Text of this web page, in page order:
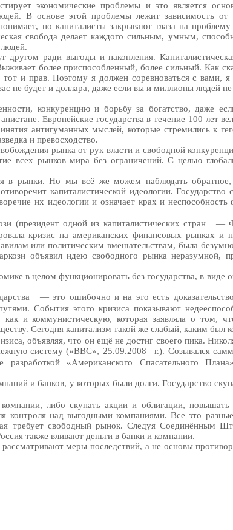
экономические проблемы и это является
В основе этой проблемы лежит зависимость от
но капиталисты закрывают глаза на
свобода делает каждого сильным, умным,
ради выгоды и накопления.
более приспособленный, более сильный. Как
и прав. Поэтому я должен соревноваться с вами,
не будет и доллара, даже если вы и миллионы людей
конкуренцию и борьбу за богатство, даже
Европейские государства в течение 100 лет
антигуманных мыслей, которые стремились к
и превосходство.
рынка от рук власти и свободной
всех рынков мира без ограничений. С целью
в рынки. Но мы всё же можем наблюдать обратное,
капиталистической идеологии. Государство
их идеологии и означает крах и неспособность
(президент одной из капиталистических стран
—
кризис на американских финансовых рынках и
или политическим вмешательствам, была
объявил идею свободного рынка неразумной,
в целом функционировать без государства, в виде
— это ошибочно и на это есть доказательство
События этого кризиса показывают
и коммунистическую, которая заявляла о том,
Сегодня капитализм такой же слабый, каким был
объявляя, что он ещё не достиг своего пика.
систему («ВВС», 25.09.2008
г.). Созывался
«Американского Спасательного
и банков, у которых были долги. Государство
либо скупать акции и облигации, повышать
контроля над выгодными компаниями. Все это
требует свободный рынок. Следуя Соединённым
также вливают деньги в банки и компании.
меры последствий, а не основы